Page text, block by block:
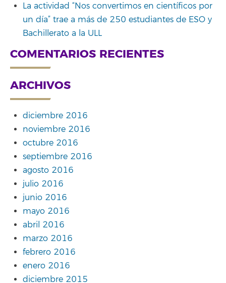
La actividad “Nos convertimos en científicos por
un día” trae a más de 250 estudiantes de ESO y
Bachillerato a la ULL
COMENTARIOS RECIENTES
ARCHIVOS
diciembre 2016
noviembre 2016
octubre 2016
septiembre 2016
agosto 2016
julio 2016
junio 2016
mayo 2016
abril 2016
marzo 2016
febrero 2016
enero 2016
diciembre 2015